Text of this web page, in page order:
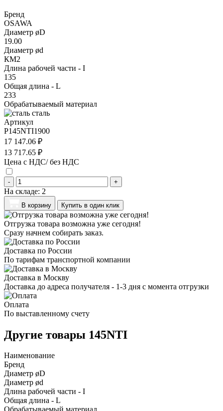
Бренд
OSAWA
Диаметр øD
19.00
Диаметр ød
КМ2
Длина рабочей части - I
135
Общая длина - L
233
Обрабатываемый материал
сталь
Артикул
P145NTI1900
17 147.06 ₽
13 717.65 ₽
Цена с НДС/ без НДС
- +
На складе: 2
В корзину Купить в один клик
Отгрузка товара возможна уже сегодня!
Сразу начнем собирать заказ.
Доставка по России
По тарифам транспортной компании
Доставка в Москву
Доставка до адреса получателя - 1-3 дня с момента отгрузки
Оплата
По выставленному счету
Другие товары 145NTI
Наименование
Бренд
Диаметр øD
Диаметр ød
Длина рабочей части - I
Общая длина - L